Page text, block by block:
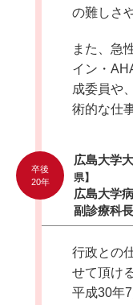
の難しさ
また、急
イン・
成委員や
術的な仕
卒後
20年
広島大学
県】
広島大学
副診療科長
行政との
せて頂け
平成30年